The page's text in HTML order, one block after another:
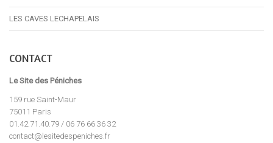
LES CAVES LECHAPELAIS
CONTACT
Le Site des Péniches
159 rue Saint-Maur
75011 Paris
01.42.71.40.79 / 06 76 66 36 32
contact@lesitedespeniches.fr